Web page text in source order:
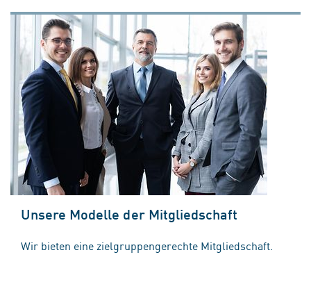
Unsere Modelle der Mitgliedschaft
Wir bieten eine zielgruppengerechte Mitgliedschaft.